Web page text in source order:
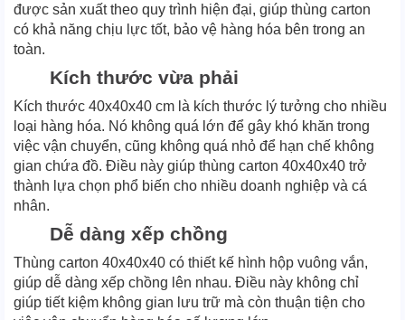
được sản xuất theo quy trình hiện đại, giúp thùng carton
có khả năng chịu lực tốt, bảo vệ hàng hóa bên trong an
toàn.
Kích thước vừa phải
Kích thước 40x40x40 cm là kích thước lý tưởng cho nhiều
loại hàng hóa. Nó không quá lớn để gây khó khăn trong
việc vận chuyển, cũng không quá nhỏ để hạn chế không
gian chứa đồ. Điều này giúp thùng carton 40x40x40 trở
thành lựa chọn phổ biến cho nhiều doanh nghiệp và cá
nhân.
Dễ dàng xếp chồng
Thùng carton 40x40x40 có thiết kế hình hộp vuông vắn,
giúp dễ dàng xếp chồng lên nhau. Điều này không chỉ
giúp tiết kiệm không gian lưu trữ mà còn thuận tiện cho